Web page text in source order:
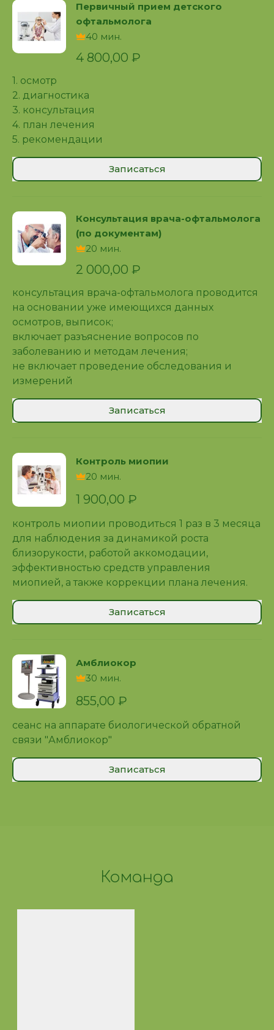
Первичный прием детского
офтальмолога
40 мин.
4 800,00 ₽
Записаться
1. осмотр
2. диагностика
3. консультация
4. план лечения
5. рекомендации
Консультация врача-офтальмолога
(по документам)
20 мин.
2 000,00 ₽
Записаться
консультация врача-офтальмолога проводится
на основании уже имеющихся данных
осмотров, выписок;
включает разъяснение вопросов по
заболеванию и методам лечения;
не включает проведение обследования и
измерений
Контроль миопии
20 мин.
1 900,00 ₽
Записаться
контроль миопии проводиться 1 раз в 3 месяца
для наблюдения за динамикой роста
близорукости, работой аккомодации,
эффективностью средств управления
миопией, а также коррекции плана лечения.
Амблиокор
30 мин.
855,00 ₽
Записаться
сеанс на аппарате биологической обратной
связи "Амблиокор"
Команда